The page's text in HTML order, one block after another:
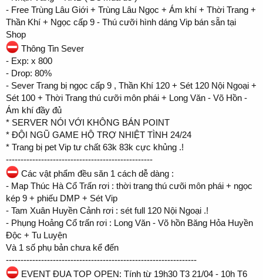
- Free Trùng Lâu Giới + Trùng Lâu Ngọc + Ám khí + Thời Trang +
Thần Khí + Ngọc cấp 9 - Thú cưỡi hình dáng Vip bán sẵn tại
Shop
Thông Tin Sever
- Exp: x 800
- Drop: 80%
- Sever Trang bị ngọc cấp 9 , Thần Khí 120 + Sét 120 Nội Ngoại +
Sét 100 + Thời Trang thú cưỡi môn phái + Long Văn - Võ Hồn -
Ám khí đầy đủ
* SERVER NÓI VỚI KHÔNG BÁN POINT
* ĐỘI NGŨ GAME HỘ TRỢ NHIỆT TÌNH 24/24
* Trang bị pet Vip tư chất 63k 83k cực khủng .!
--------------------------------------------------
Các vật phẩm đều săn 1 cách dễ dàng :
- Map Thúc Hà Cổ Trấn rơi : thời trang thú cưõi môn phái + ngọc
kép 9 + phiếu DMP + Sét Vip
- Tam Xuân Huyền Cảnh rơi : sét full 120 Nội Ngoại .!
- Phụng Hoảng Cổ trấn rơi : Long Văn - Võ hồn Băng Hỏa Huyền
Độc + Tu Luyện
Và 1 số phụ bản chưa kể đến
-----------------------------------------------------------------
EVENT ĐUA TOP OPEN: Tính từ 19h30 T3 21/04 - 10h T6